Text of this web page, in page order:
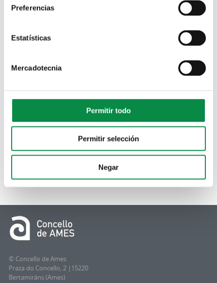
Preferencias
Estatísticas
Mercadotecnia
Permitir todo
Permitir selección
Negar
do auditorio.
© Concello de Ames
Praza do Concello, 2 |15220
Bertamiráns (Ames)